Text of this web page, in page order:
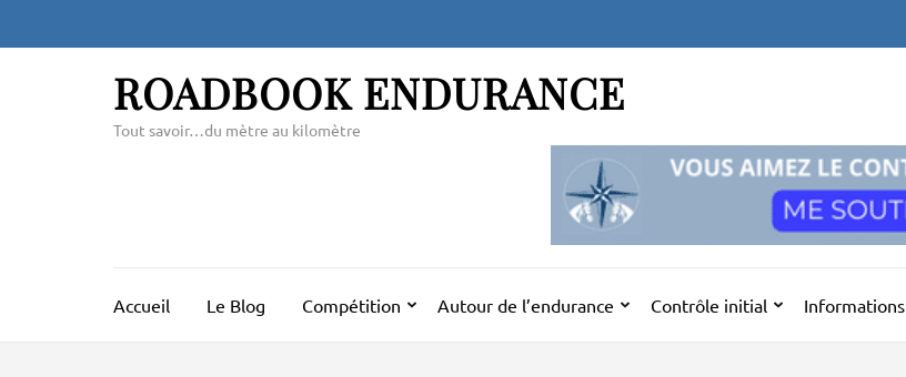
ROADBOOK ENDURANCE
Tout savoir…du mètre au kilomètre
Accueil Le Blog Compétition Autour de l’endurance Contrôle initial